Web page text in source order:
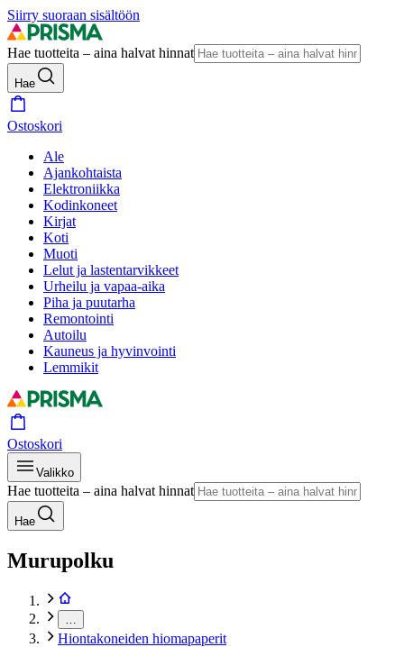
Siirry suoraan sisältöön
Hae tuotteita – aina halvat hinnat
Hae
Ostoskori
Ale
Ajankohtaista
Elektroniikka
Kodinkoneet
Kirjat
Koti
Muoti
Lelut ja lastentarvikkeet
Urheilu ja vapaa-aika
Piha ja puutarha
Remontointi
Autoilu
Kauneus ja hyvinvointi
Lemmikit
Ostoskori
Valikko
Hae tuotteita – aina halvat hinnat
Hae
Murupolku
Hiontakoneiden hiomapaperit